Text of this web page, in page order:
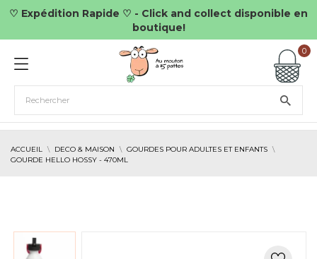
♡ Expédition Rapide ♡ - Click and collect disponible en
boutique!
0
ACCUEIL DECO & MAISON
GOURDES POUR ADULTES ET ENFANTS
GOURDE HELLO HOSSY - 470ML